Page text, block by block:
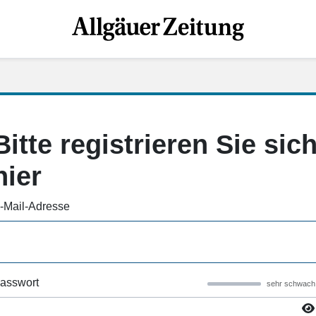
registrieren Sie
Mail-Adresse
sehr schwach